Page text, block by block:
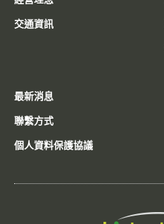
交通資訊
最新消息
聯繫方式
個人資料保護協議